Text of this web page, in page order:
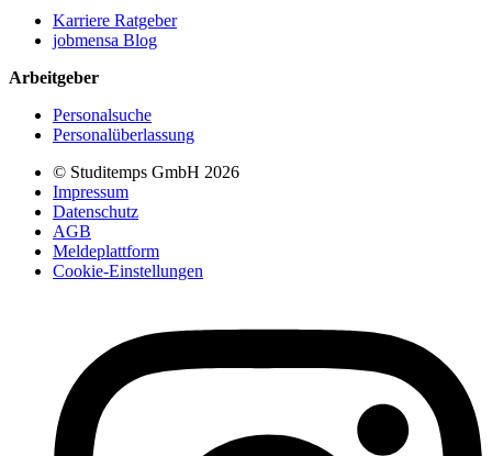
Karriere Ratgeber
jobmensa Blog
Arbeitgeber
Personalsuche
Personalüberlassung
© Studitemps GmbH 2026
Impressum
Datenschutz
AGB
Meldeplattform
Cookie-Einstellungen